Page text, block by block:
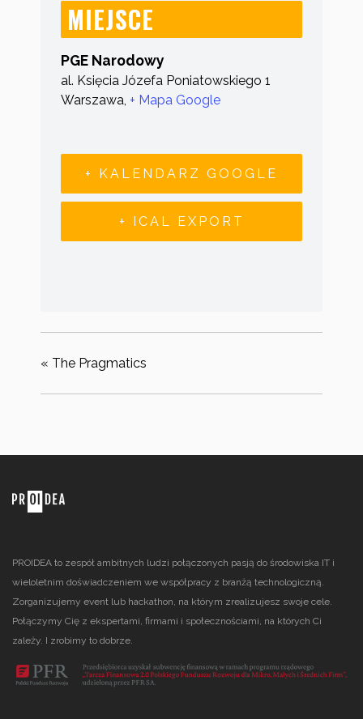
MIEJSCE
PGE Narodowy
al. Księcia Józefa Poniatowskiego 1
Warszawa, + Mapa Google
+ KALENDARZ GOOGLE
+ ICAL EXPORT
« The Pragmatics
PROIDEA to zespół ambitnych ludzi połączonych pasją do środowiska IT i
wieloletnim doświadczeniem we współpracy z branżą technologiczną.
Zorganizujemy event lub hackathon, na którym zrealizujesz swoje cele.
Połączymy Cię z ekspertami, firmami i społecznościami, na których Ci
zależy. I zrobimy to dobrze.